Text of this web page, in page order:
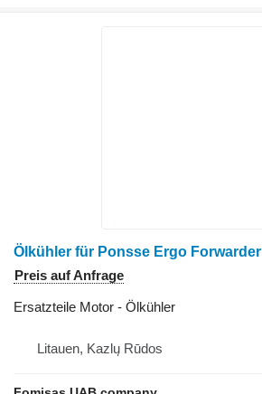
Ölkühler für Ponsse Ergo Forwarder
Preis auf Anfrage
Ersatzteile Motor - Ölkühler
Litauen, Kazlų Rūdos